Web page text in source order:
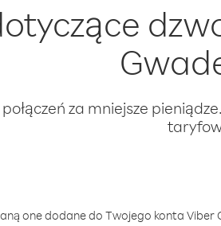
za mniejsze
one dodane do Twojego konta